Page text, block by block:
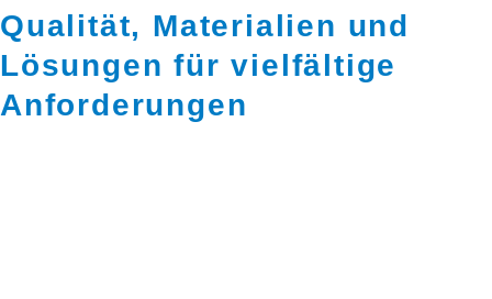
Qualität, Materialien und
Lösungen für vielfältige
Anforderungen